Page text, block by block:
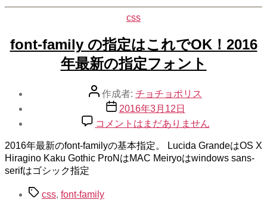
や
番
目、
3
倍
ど
に
適
せ
カ
ゴ
リ
ー
css
font-family の指定はこれでOK！2016
年最新の指定フォント
投
者
作成者: チョチョポリス
投
稿
日
2016年3月12日
font-
family
の
指
こ
コメントはまだありません
2016年最新のfont-familyの基本指定。 Lucida GrandeはOS X
Hiragino Kaku Gothic ProNはMAC Meiryoはwindows sans-
serifはゴシック指定
タ css, font-family